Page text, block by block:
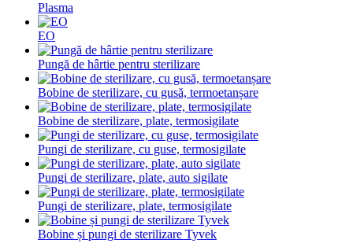
Plasma
EO
Pungă de hârtie pentru sterilizare
Bobine de sterilizare, cu gusă, termoetanșare
Bobine de sterilizare, plate, termosigilate
Pungi de sterilizare, cu guse, termosigilate
Pungi de sterilizare, plate, auto sigilate
Pungi de sterilizare, plate, termosigilate
Bobine și pungi de sterilizare Tyvek